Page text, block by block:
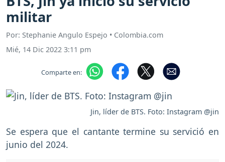
militar
Por: Stephanie Angulo Espejo • Colombia.com
Mié, 14 Dic 2022 3:11 pm
Comparte en:
Jin, líder de BTS. Foto: Instagram @jin
Se espera que el cantante termine su servició en
junio del 2024.